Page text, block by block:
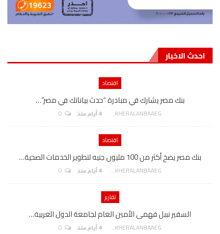
احدث الاخبار
اقتصاد
بنك مصر يشارك في مبادرة “حدث بياناتك في مصر”…
AKHERALANBAAEG 4 أيام منذ
اقتصاد
بنك مصر يضخ أكثر من 100 مليون جنيه لتطوير الخدمات الصحية…
AKHERALANBAAEG 4 أيام منذ
تقارير
السفير نببل فهمى الأمين العام لجامعة الدول العربية…
AKHERALANBAAEG 4 أيام منذ